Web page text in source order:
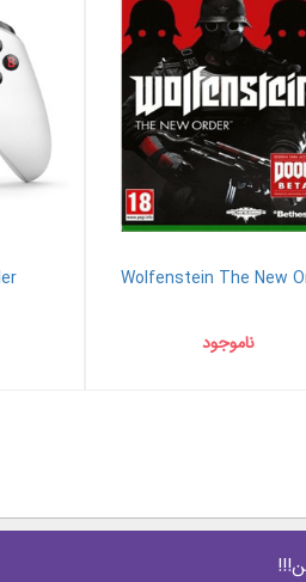
Wolfenstein The New
ناموجود